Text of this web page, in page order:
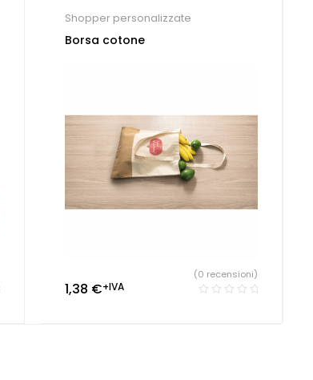
Shopper personalizzate
Borsa cotone
1,38 €+IVA
(0 recensioni)